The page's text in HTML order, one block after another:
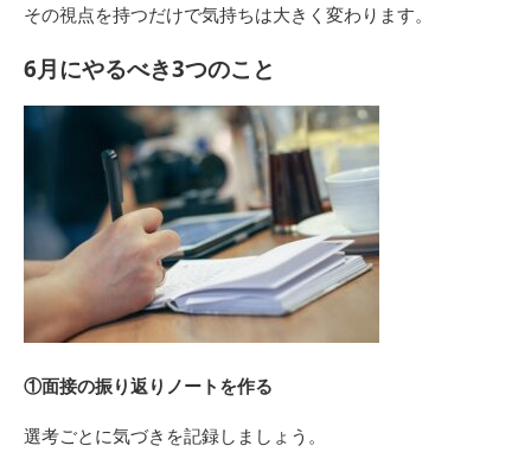
その視点を持つだけで気持ちは大きく変わります。
6月にやるべき3つのこと
①面接の振り返りノートを作る
選考ごとに気づきを記録しましょう。